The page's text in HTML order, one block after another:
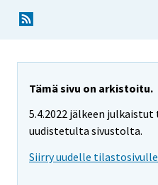
Tämä sivu on arkistoitu.
5.4.2022 jälkeen
uudistetulta sivustolta.
Siirry uudelle tilastosivulle